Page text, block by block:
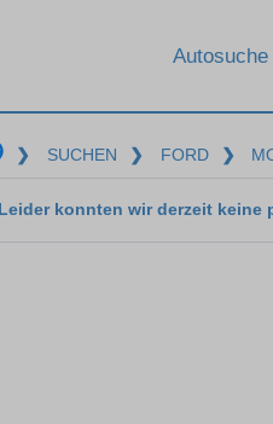
Autosuche
❯ SUCHEN ❯ FORD ❯
Leider konnten wir derzeit keine